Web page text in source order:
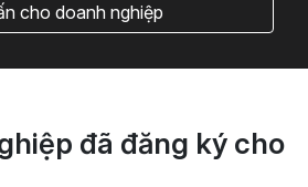
cho doanh nghiệp
đã đăng ký cho